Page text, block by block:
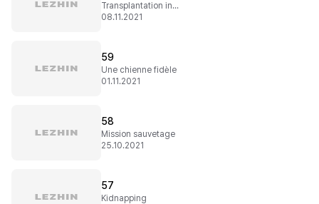
Transplantation indésirée
08.11.2021
59
Une chienne fidèle
01.11.2021
58
Mission sauvetage
25.10.2021
57
Kidnapping